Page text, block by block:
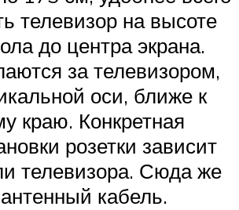
телевизор на высоте
до центра экрана.
за телевизором,
оси, ближе к
краю. Конкретная
розетки зависит
телевизора. Сюда же
кабель.